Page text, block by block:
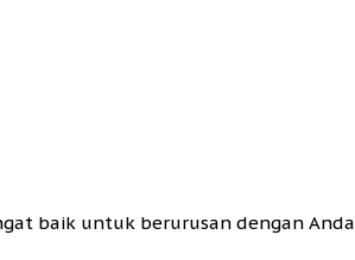
baik untuk berurusan dengan Anda